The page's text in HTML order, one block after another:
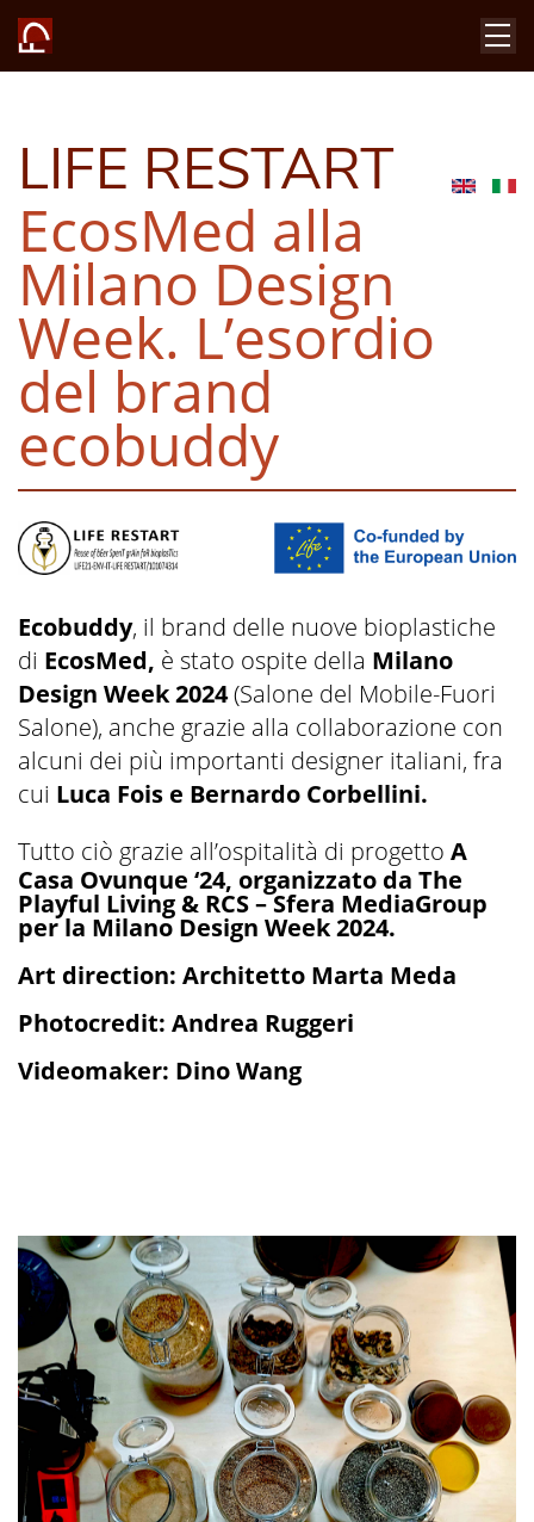
LIFE RESTART
EcosMed alla
Milano Design
Week. L’esordio
del brand
ecobuddy
Ecobuddy, il brand delle nuove bioplastiche
di EcosMed, è stato ospite della Milano
Design Week 2024(Salone del Mobile-Fuori
Salone), anche grazie alla collaborazione con
alcuni dei più importanti designer italiani, fra
cui Luca Fois e Bernardo Corbellini.
Tutto ciò grazie all’ospitalità di progetto A
Casa Ovunque ‘24, organizzato da The
Playful Living & RCS – Sfera MediaGroup
per la Milano Design Week 2024.
Art direction: Architetto Marta Meda
Photocredit: Andrea Ruggeri
Videomaker: Dino Wang